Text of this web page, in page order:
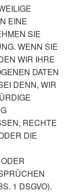
EINE
SIE
WENN SIE
WIR IHRE
DATEN
DENN, WIR
RECHTE
DIE
1 DSGVO).